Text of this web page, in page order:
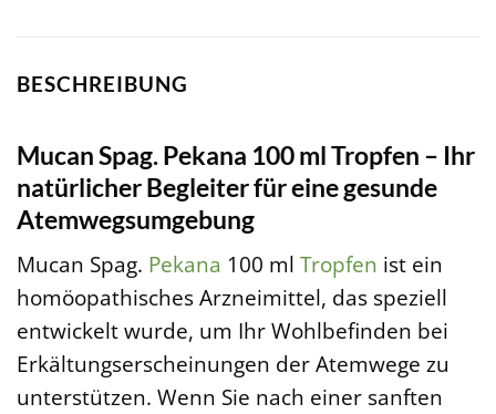
BESCHREIBUNG
Mucan Spag. Pekana 100 ml Tropfen – Ihr
natürlicher Begleiter für eine gesunde
Atemwegsumgebung
Mucan Spag. Pekana 100 ml Tropfen ist ein
homöopathisches Arzneimittel, das speziell
entwickelt wurde, um Ihr Wohlbefinden bei
Erkältungserscheinungen der Atemwege zu
unterstützen. Wenn Sie nach einer sanften